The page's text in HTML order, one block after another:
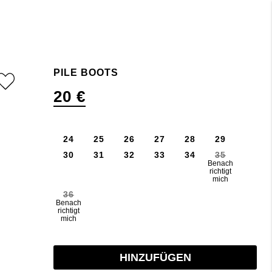
PILE BOOTS
20 €
24 25 26 27 28
29
30
31 32 33 34 35
Benach
richtigt
mich
36
Benach
richtigt
mich
HINZUFÜGEN